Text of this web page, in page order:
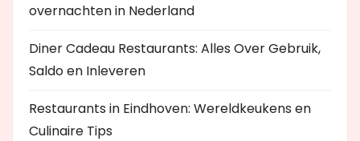
overnachten in Nederland
Diner Cadeau Restaurants: Alles Over Gebruik,
Saldo en Inleveren
Restaurants in Eindhoven: Wereldkeukens en
Culinaire Tips